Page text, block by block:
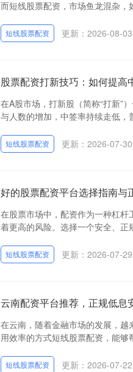
而短线股票配资，市场鱼龙混杂
短线股票配资 更新：2026-08-03
股票配资打新技巧：如何提高
在A股市场，打新股（简称“打新”
与人数的增加，中签率持续走低
短线股票配资 更新：2026-07-30
好的股票配资平台选择指南与
在股票市场中，配资作为一种杠
着更高的风险。选择一个安全、
短线股票配资 更新：2026-07-29
云南配资平台推荐，正规低息
在云南，随着金融市场的发展，
用效率的方式短线股票配资，能
短线股票配资 更新：2026-07-22